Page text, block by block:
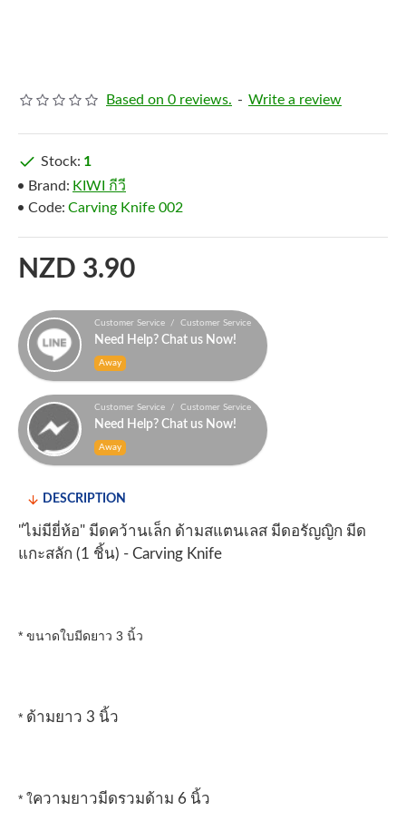
Based on 0 reviews. - Write a review
NZD 3.90
Stock: 1
Brand: KIWI กีวี
Code: Carving Knife 002
Customer Service / Customer Service
Need Help? Chat us Now!
Away
Customer Service / Customer Service
Need Help? Chat us Now!
Away
DESCRIPTION
"ไม่มียี่ห้อ" มีดคว้านเล็ก ด้ามสแตนเลส มีดอรัญญิก มีด
แกะสลัก (1 ชิ้น) - Carving Knife
* ขนาดใบมีดยาว 3 นิ้ว
* ด้ามยาว 3 นิ้ว
* ใความยาวมีดรวมด้าม 6 นิ้ว